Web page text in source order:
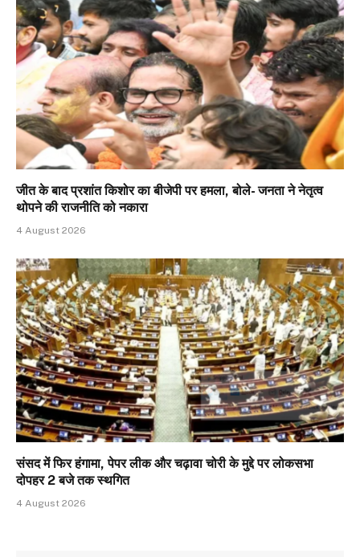
जीत के बाद प्रशांत किशोर का बीजेपी पर हमला, बोले- जनता ने नेतृत्व
थोपने की राजनीति को नकारा
4 August 2026
संसद में फिर हंगामा, पेपर लीक और चढ़ावा चोरी के मुद्दे पर लोकसभा
दोपहर 2 बजे तक स्थगित
4 August 2026